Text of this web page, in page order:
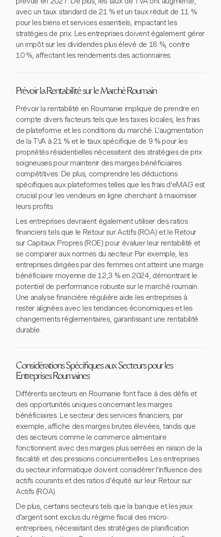
avec un taux standard de 21 % et un taux réduit de 11 %
pour les biens et services essentiels, impactant les
stratégies de prix. Les entreprises doivent également gérer
un impôt sur les dividendes plus élevé de 16 %, contre
10 %, affectant les rendements des actionnaires.
Prévoir la Rentabilité sur le Marché Roumain
Prévoir la rentabilité en Roumanie implique de prendre en
compte divers facteurs tels que les taxes locales, les frais
de plateforme et les conditions du marché. L'augmentation
de la TVA à 21 % et le taux spécifique de 9 % pour les
propriétés résidentielles nécessitent des stratégies de prix
soigneuses pour maintenir des marges bénéficiaires
compétitives. De plus, comprendre les déductions
spécifiques aux plateformes telles que les frais d'eMAG est
crucial pour les vendeurs en ligne cherchant à maximiser
leurs profits.
Les entreprises devraient également utiliser des ratios
financiers tels que le Retour sur Actifs (ROA) et le Retour
sur Capitaux Propres (ROE) pour évaluer leur rentabilité et
se comparer aux normes du secteur. Par exemple, les
entreprises dirigées par des femmes ont atteint une marge
bénéficiaire moyenne de 12,3 % en 2024, démontrant le
potentiel de performance robuste sur le marché roumain.
Une analyse financière régulière aide les entreprises à
rester alignées avec les tendances économiques et les
changements réglementaires, garantissant une rentabilité
durable.
Considérations Spécifiques aux Secteurs pour les
Entreprises Roumaines
Différents secteurs en Roumanie font face à des défis et
des opportunités uniques concernant les marges
bénéficiaires. Le secteur des services financiers, par
exemple, affiche des marges brutes élevées, tandis que
des secteurs comme le commerce alimentaire
fonctionnent avec des marges plus serrées en raison de la
fiscalité et des pressions concurrentielles. Les entreprises
du secteur informatique doivent considérer l'influence des
actifs courants et des ratios d'équité sur leur Retour sur
Actifs (ROA).
De plus, certains secteurs tels que la banque et les jeux
d'argent sont exclus du régime fiscal des micro-
entreprises, nécessitant des stratégies de planification